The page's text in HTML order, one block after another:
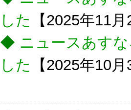
した
【2025年11
◆ ニュースあす
した
【2025年10